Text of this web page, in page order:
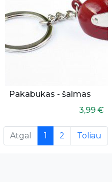
Pakabukas - šalmas
3,99 €
Atgal 1 (current)
2 Toliau